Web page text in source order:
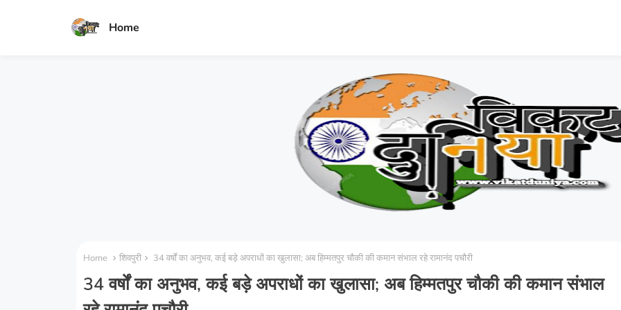
Home
Home शिवपुरी 34 वर्षों का अनुभव, कई बड़े अपराधों का खुलासा; अब हिम्मतपुर चौकी की कमान संभाल रहे रामानंद पचौरी
34 वर्षों का अनुभव, कई बड़े अपराधों का खुलासा; अब हिम्मतपुर चौकी की कमान संभाल